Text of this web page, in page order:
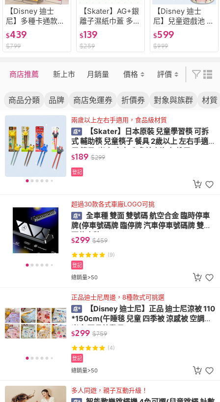
【Disney 迪士
尼】多種卡通款式
棉麻萬用收納桶 收
納籃 洗衣籃 髒衣
籃(維尼熊 黛西 唐
$439
$799
【Skater】AG+銀
離子濕紙巾蓋 多種
款式 日本原裝(迪
士尼 汪汪隊 紙巾
專用盒蓋 環保濕巾
$139
$259
【Disney 迪士
尼】兒童遊戲池 免
充氣 直徑120公分
1分鐘展開 附收納
袋(球池 沙池 遊戲
$599
$999
商店推薦 新上市 月銷量 價格 評價
商品分類 品牌 商店免運券 折價券 對象與族群 材質
兩歲以上左右手適用，食品級材質
【Skater】日本原裝 兒童學習筷 可拆
式 輔助筷 兒童筷子 餐具 2歲以上 左右手適
$189 $299
登記
超過30款各式車廠LOGO可挑
全車種 雙面 雙號碼 航空合金 臨時停車
牌(停車號碼牌 臨停牌 汽車停車號碼牌 雙號
碼停車牌)
$299 $459
(9)
總銷量>50
登記
正品迪士尼周邊，8種款式可挑選
【Disney 迪士尼】正品 迪士尼涼被 110
*150cm(午睡毯 兒童 四季被 涼感被 空調被
米奇 玩具總動員)
$299 $759
(4)
總銷量>50
登記
多人同遊，親子互動升級！